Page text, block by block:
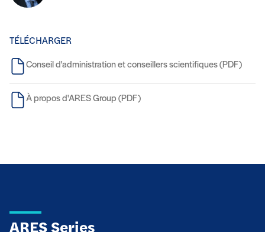
TÉLÉCHARGER
Conseil d'administration et conseillers scientifiques (PDF)
À propos d'ARES Group (PDF)
ARES Series